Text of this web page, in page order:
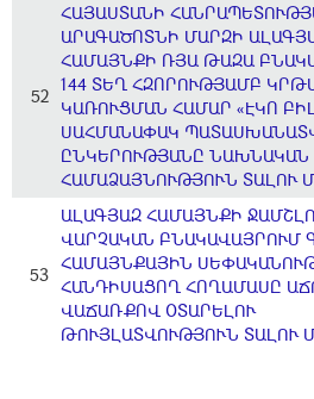
52
ՀԱՅԱՍՏԱՆԻ
ԱՐԱԳԱԾՈՏՆԻ ՄԱՐԶԻ
ՀԱՄԱՅՆՔԻ ՌՅԱ ԹԱԶԱ
144 ՏԵՂ ՀԶՈՐՈՒԹՅԱՄԲ
ԿԱՌՈՒՑՄԱՆ ՀԱՄԱՐ «ԷԿՈ
ՍԱՀՄԱՆԱՓԱԿ
ԸՆԿԵՐՈՒԹՅԱՆԸ ՆԱԽՆԱԿԱՆ
ՀԱՄԱՁԱՅՆՈՒԹՅՈՒՆ ՏԱԼՈՒ
53
ԱԼԱԳՅԱԶ ՀԱՄԱՅՆՔԻ
ՎԱՐՉԱԿԱՆ ԲՆԱԿԱՎԱՅՐՈՒՄ
ՀԱՄԱՅՆՔԱՅԻՆ
ՀԱՆԴԻՍԱՑՈՂ ՀՈՂԱՄԱՍԸ
ՎԱՃԱՌՔՈՎ ՕՏԱՐԵԼՈՒ
ԹՈՒՅԼԱՏՎՈՒԹՅՈՒՆ ՏԱԼՈՒ